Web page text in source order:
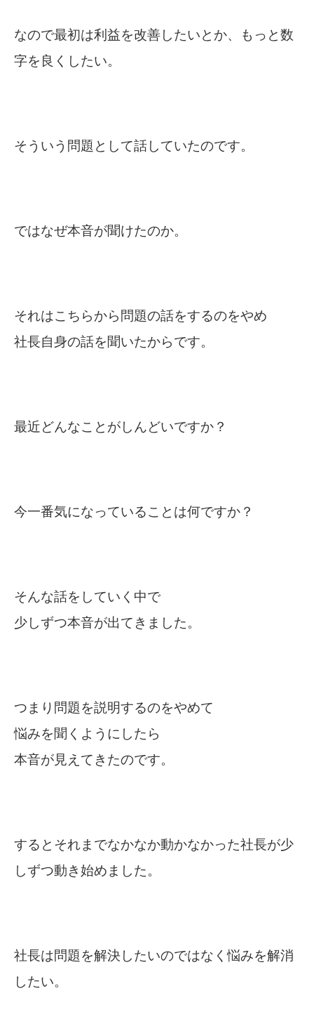
なので最初は利益を改善したいとか、もっと数
字を良くしたい。
そういう問題として話していたのです。
ではなぜ本音が聞けたのか。
それはこちらから問題の話をするのをやめ
社長自身の話を聞いたからです。
最近どんなことがしんどいですか？
今一番気になっていることは何ですか？
そんな話をしていく中で
少しずつ本音が出てきました。
つまり問題を説明するのをやめて
悩みを聞くようにしたら
本音が見えてきたのです。
するとそれまでなかなか動かなかった社長が少
しずつ動き始めました。
社長は問題を解決したいのではなく悩みを解消
したい。